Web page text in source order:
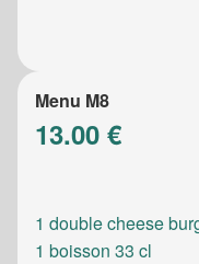
Menu M8
13.00 €
1 double cheese
1 boisson 33 cl